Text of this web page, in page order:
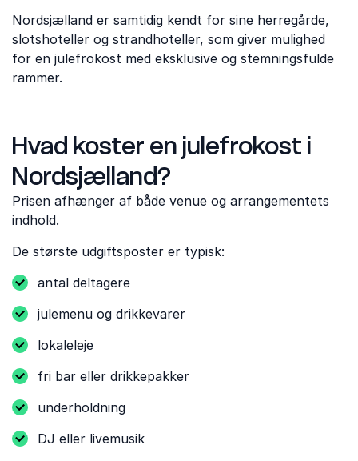
Nordsjælland er samtidig kendt for sine herregårde,
slotshoteller og strandhoteller, som giver mulighed
for en julefrokost med eksklusive og stemningsfulde
rammer.
Hvad koster en julefrokost i
Nordsjælland?
Prisen afhænger af både venue og arrangementets
indhold.
De største udgiftsposter er typisk:
antal deltagere
julemenu og drikkevarer
lokaleleje
fri bar eller drikkepakker
underholdning
DJ eller livemusik